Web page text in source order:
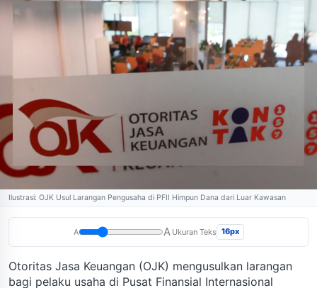
Ilustrasi: OJK Usul Larangan Pengusaha di PFII Himpun Dana dari Luar Kawasan
A A Ukuran Teks 16px
Otoritas Jasa Keuangan (OJK) mengusulkan larangan
bagi pelaku usaha di Pusat Finansial Internasional